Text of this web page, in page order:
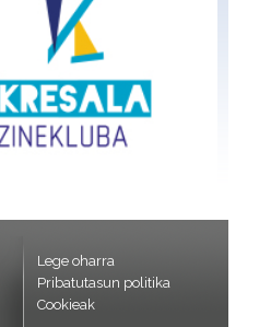
Lege oharra
Pribatutasun politika
Cookieak